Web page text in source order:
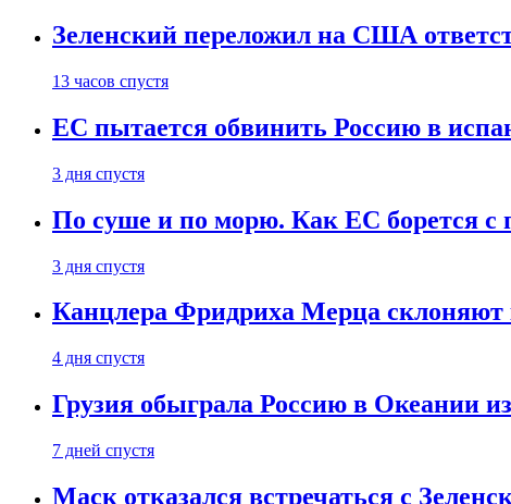
Зеленский переложил на США
13 часов спустя
ЕС пытается обвинить Россию в
3 дня спустя
По суше и по морю. Как ЕС борется с
3 дня спустя
Канцлера Фридриха Мерца склоняют
4 дня спустя
Грузия обыграла Россию в Океании
7 дней спустя
Маск отказался встречаться с